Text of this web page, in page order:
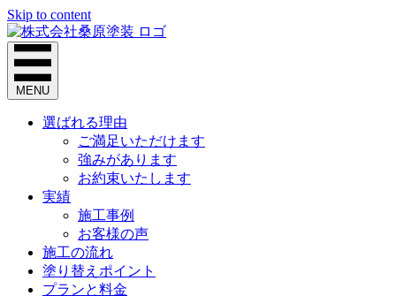
Skip to content
MENU
選ばれる理由
ご満足いただけます
強みがあります
お約束いたします
実績
施工事例
お客様の声
施工の流れ
塗り替えポイント
プランと料金